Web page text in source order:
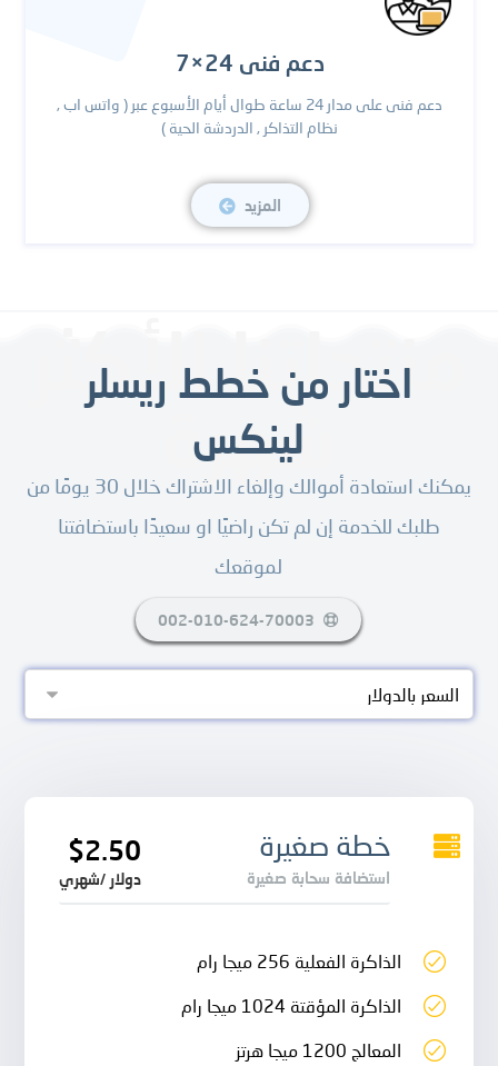
دعم فنى 24×7
دعم فنى على مدار 24 ساعة طوال أيام الأسبوع عبر ( واتس اب ,
نظام التذاكر , الدردشة الحية )
المزيد
منتجاتنا الأكثر
شهرة
اختار من خطط ريسلر
لينكس
يمكنك استعادة أموالك وإلغاء الاشتراك خلال 30 يومًا من
طلبك للخدمة إن لم تكن راضيًا او سعيدًا باستضافتنا
لموقعك
002-010-624-70003
خطة صغيرة
استضافة سحابة صغيرة
$2.50
دولار /شهري
الذاكرة الفعلية 256 ميجا رام
الذاكرة المؤقتة 1024 ميجا رام
المعالج 1200 ميجا هرتز